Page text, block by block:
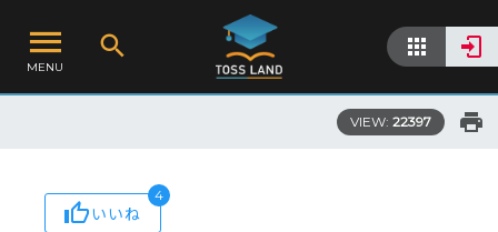
MENU
VIEW: 22397
いいね
4